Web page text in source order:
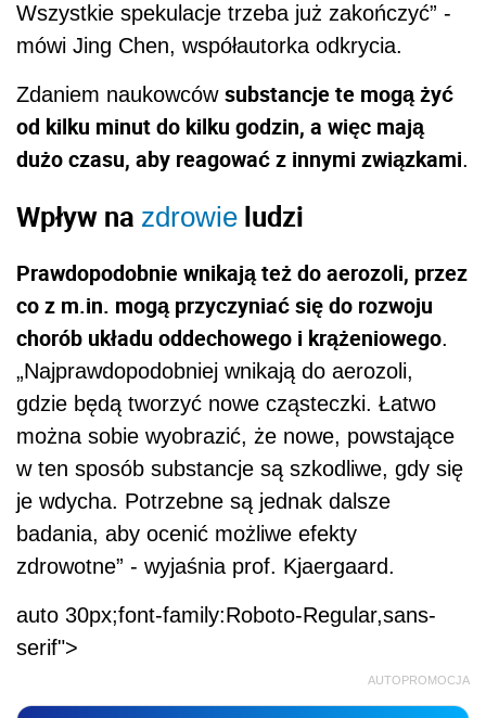
Wszystkie spekulacje trzeba już zakończyć” -
mówi Jing Chen, współautorka odkrycia.
Zdaniem naukowców substancje te mogą żyć
od kilku minut do kilku godzin, a więc mają
dużo czasu, aby reagować z innymi związkami.
Wpływ na zdrowie ludzi
Prawdopodobnie wnikają też do aerozoli, przez
co z m.in. mogą przyczyniać się do rozwoju
chorób układu oddechowego i krążeniowego.
„Najprawdopodobniej wnikają do aerozoli,
gdzie będą tworzyć nowe cząsteczki. Łatwo
można sobie wyobrazić, że nowe, powstające
w ten sposób substancje są szkodliwe, gdy się
je wdycha. Potrzebne są jednak dalsze
badania, aby ocenić możliwe efekty
zdrowotne” - wyjaśnia prof. Kjaergaard.
auto 30px;font-family:Roboto-Regular,sans-
serif">
AUTOPROMOCJA